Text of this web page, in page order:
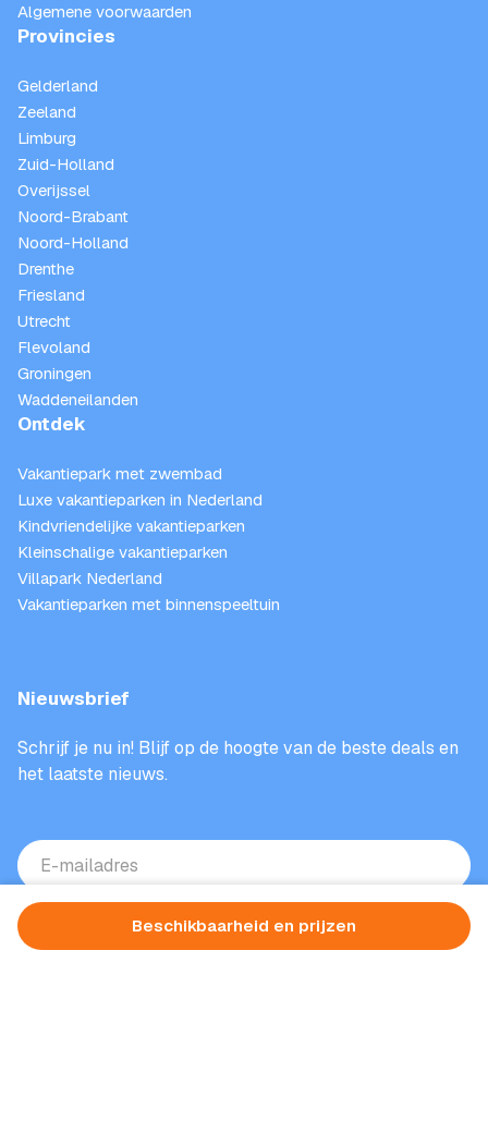
Beschikbaarheid en prijzen
Algemene voorwaarden
Provincies
Gelderland
Zeeland
Limburg
Zuid-Holland
Overijssel
Noord-Brabant
Noord-Holland
Drenthe
Friesland
Utrecht
Flevoland
Groningen
Waddeneilanden
Ontdek
Vakantiepark met zwembad
Luxe vakantieparken in Nederland
Kindvriendelijke vakantieparken
Kleinschalige vakantieparken
Villapark Nederland
Vakantieparken met binnenspeeltuin
Nieuwsbrief
Schrijf je nu in! Blijf op de hoogte van de beste deals en
het laatste nieuws.
E-
mailadres
(Vereist)